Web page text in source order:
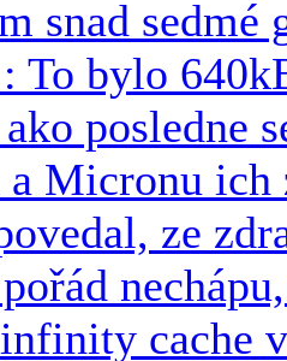
snad sedmé
To bylo
posledne
a Micronu
ze
cache